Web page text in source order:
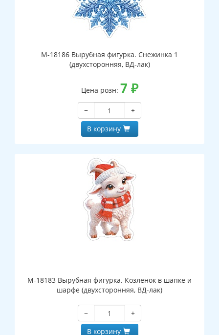
М-18186 Вырубная фигурка. Снежинка 1
(двухсторонняя, ВД-лак)
Цена розн: 7 ₽
−
+
В корзину
М-18183 Вырубная фигурка. Козленок в шапке и
шарфе (двухсторонняя, ВД-лак)
−
+
В корзину